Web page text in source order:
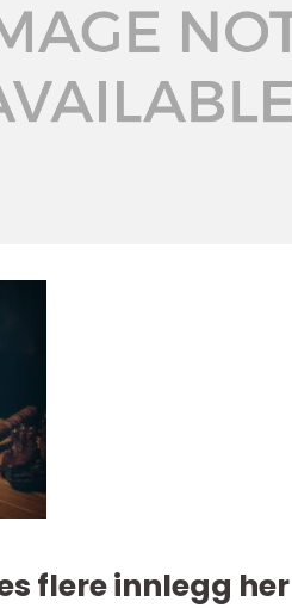
flere innlegg her